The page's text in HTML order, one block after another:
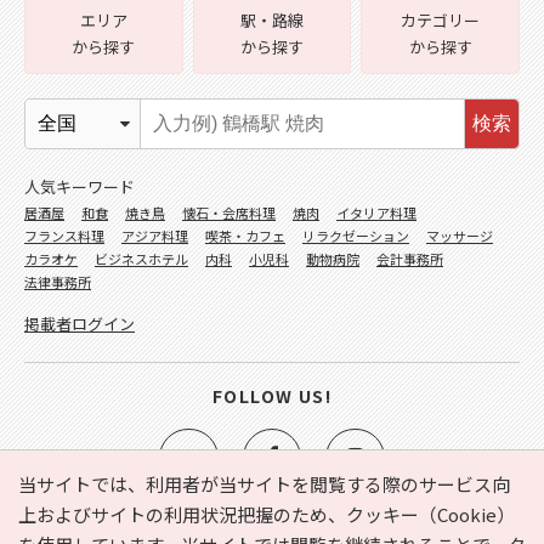
当サイトでは、利用者が当サイトを閲覧する際のサービス向
上およびサイトの利用状況把握のため、クッキー（Cookie）
エリア
から探す
駅・路線
から探す
カテゴリー
から探す
検索
人気キーワード
居酒屋 和食 焼き鳥 懐石・会席料理 焼肉
イタリア料理
フランス料理
アジア料理 喫茶・カフェ リラクゼーション
マッサージ
カラオケ
ビジネスホテル 内科 小児科 動物病院
会計事務所
法律事務所
掲載者ログイン
FOLLOW US!